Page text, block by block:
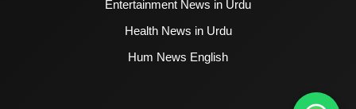
Entertainment News in Urdu
Health News in Urdu
Hum News English